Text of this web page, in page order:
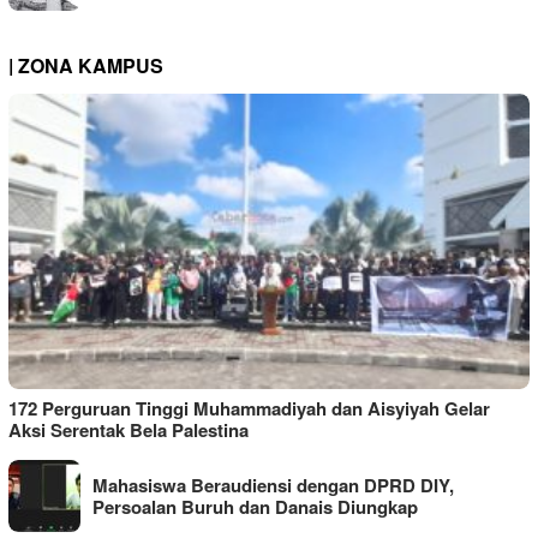
| ZONA KAMPUS
172 Perguruan Tinggi Muhammadiyah dan Aisyiyah Gelar
Aksi Serentak Bela Palestina
Mahasiswa Beraudiensi dengan DPRD DIY,
Persoalan Buruh dan Danais Diungkap